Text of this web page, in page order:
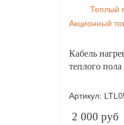
Теплый
Акционный
Кабель
теплого
Артикул:
2 000 руб